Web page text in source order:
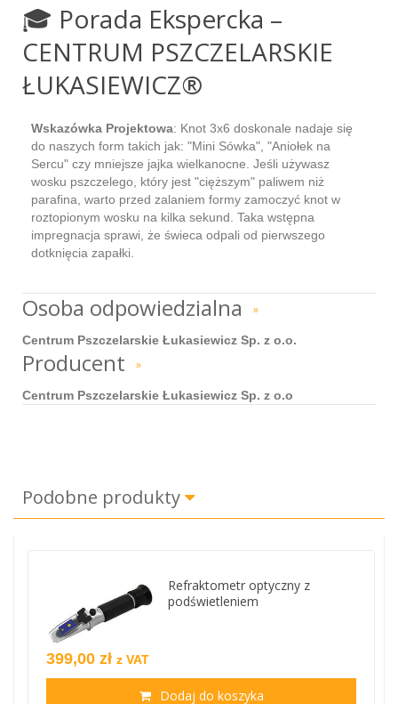
🎓 Porada Ekspercka –
CENTRUM PSZCZELARSKIE
ŁUKASIEWICZ®
Wskazówka Projektowa: Knot 3x6 doskonale nadaje się
do naszych form takich jak: "Mini Sówka", "Aniołek na
Sercu" czy mniejsze jajka wielkanocne. Jeśli używasz
wosku pszczelego, który jest "cięższym" paliwem niż
parafina, warto przed zalaniem formy zamoczyć knot w
roztopionym wosku na kilka sekund. Taka wstępna
impregnacja sprawi, że świeca odpali od pierwszego
dotknięcia zapałki.
Osoba odpowiedzialna »
Centrum Pszczelarskie Łukasiewicz Sp. z o.o.
Producent »
Centrum Pszczelarskie Łukasiewicz Sp. z o.o
Podobne produkty
Refraktometr optyczny z
podświetleniem
399,00 zł z VAT
Dodaj do koszyka